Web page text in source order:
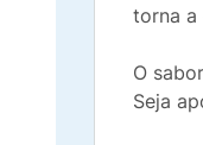
torna a
O
Seja